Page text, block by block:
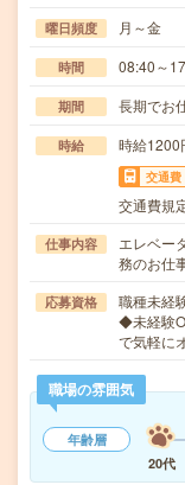
曜日頻度 月～金
時間 08:40～
期間 長期でお
時給 時給1200
交通費
交通費規
仕事内容
エレベー
務のお仕
応募資格
職種未経
◆未経験
で気軽に
職場の雰囲気
年齢層
20代